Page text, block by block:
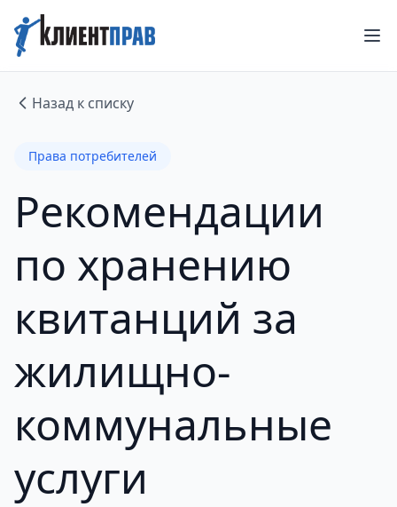
Назад к списку
Права потребителей
Рекомендации
по хранению
квитанций за
жилищно-
коммунальные
услуги